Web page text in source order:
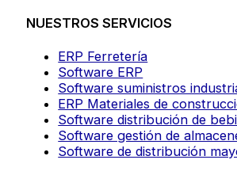
NUESTROS SERVICIOS
ERP Ferretería
Software ERP
Software suministros
ERP Materiales de
Software distribución de
Software gestión de
Software de distribución